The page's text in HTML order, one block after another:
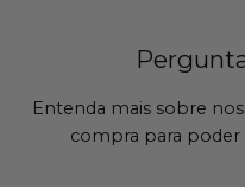
Entenda mais sobre
compra para